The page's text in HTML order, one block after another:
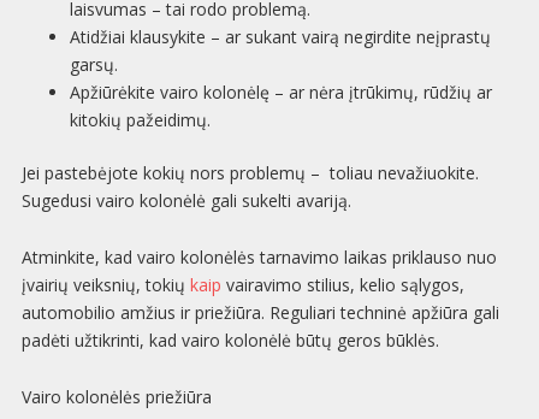
laisvumas – tai rodo problemą.
Atidžiai klausykite – ar sukant vairą negirdite neįprastų
garsų.
Apžiūrėkite vairo kolonėlę – ar nėra įtrūkimų, rūdžių ar
kitokių pažeidimų.
Jei pastebėjote kokių nors problemų – toliau nevažiuokite.
Sugedusi vairo kolonėlė gali sukelti avariją.
Atminkite, kad vairo kolonėlės tarnavimo laikas priklauso nuo
įvairių veiksnių, tokių kaip vairavimo stilius, kelio sąlygos,
automobilio amžius ir priežiūra. Reguliari techninė apžiūra gali
padėti užtikrinti, kad vairo kolonėlė būtų geros būklės.
Vairo kolonėlės priežiūra